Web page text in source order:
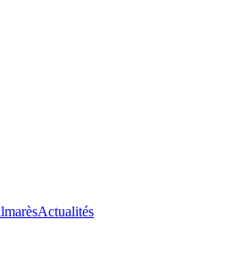
Actualités